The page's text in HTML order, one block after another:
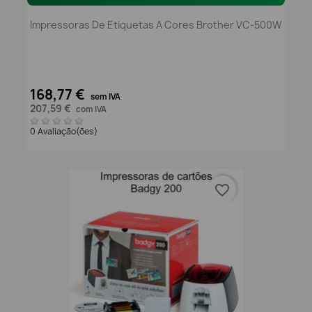
Impressoras De Etiquetas A Cores Brother VC-500W
168,77 € sem IVA
207,59 € com IVA
0 Avaliação(ões)
favorite_border